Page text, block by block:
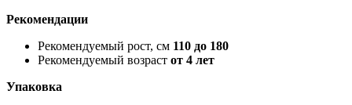
Рекомендации
Рекомендуемый рост, см 110 до 180
Рекомендуемый возраст от 4 лет
Упаковка